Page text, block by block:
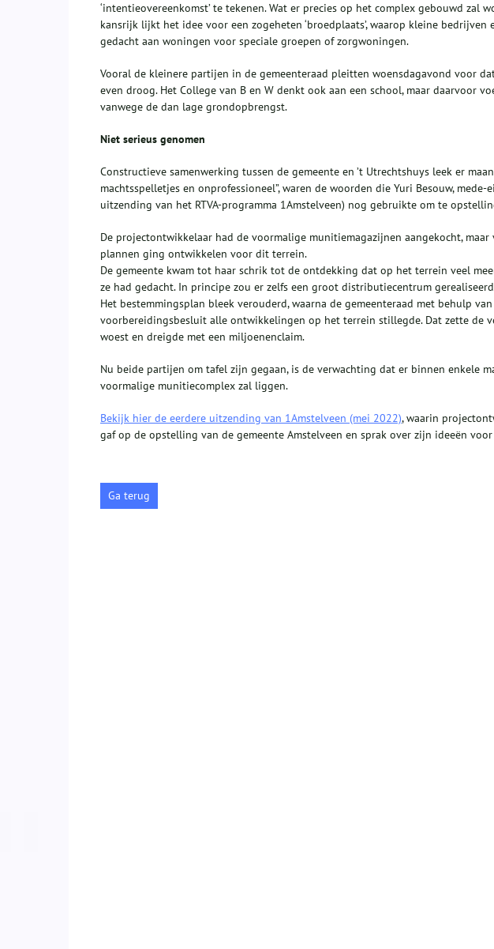
‘intentieovereenkomst’ te tekenen. Wat er precies op het complex gebouwd zal
kansrijk lijkt het idee voor een zogeheten ‘broedplaats’, waarop kleine
gedacht aan woningen voor speciale groepen of zorgwoningen.
Vooral de kleinere partijen in de gemeenteraad pleitten woensdagavond voor
even droog. Het College van B en W denkt ook aan een school, maar daarvoor
vanwege de dan lage grondopbrengst.
Niet serieus genomen
Constructieve samenwerking tussen de gemeente en ’t Utrechtshuys leek er
machtsspelletjes en onprofessioneel”, waren de woorden die Yuri Besouw,
uitzending van het RTVA-programma 1Amstelveen) nog gebruikte om te
De projectontwikkelaar had de voormalige munitiemagazijnen aangekocht,
plannen ging ontwikkelen voor dit terrein.
De gemeente kwam tot haar schrik tot de ontdekking dat op het terrein veel
ze had gedacht. In principe zou er zelfs een groot distributiecentrum
Het bestemmingsplan bleek verouderd, waarna de gemeenteraad met behulp
voorbereidingsbesluit alle ontwikkelingen op het terrein stillegde. Dat zette de
woest en dreigde met een miljoenenclaim.
Nu beide partijen om tafel zijn gegaan, is de verwachting dat er binnen enkele
voormalige munitiecomplex zal liggen.
Bekijk hier de eerdere uitzending van 1Amstelveen (mei 2022), waarin
gaf op de opstelling van de gemeente Amstelveen en sprak over zijn ideeën
Ga terug